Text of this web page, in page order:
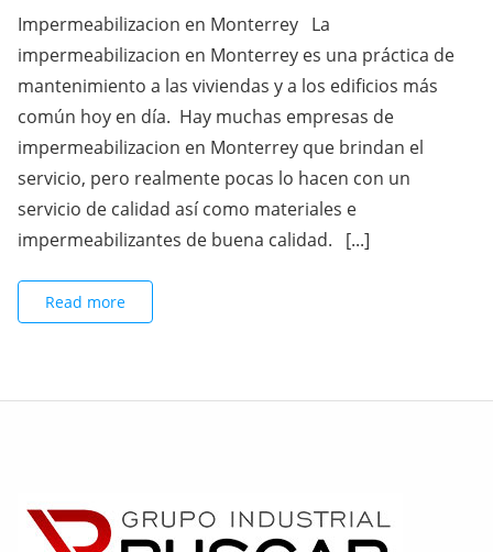
Impermeabilizacion en Monterrey La
impermeabilizacion en Monterrey es una práctica de
mantenimiento a las viviendas y a los edificios más
común hoy en día. Hay muchas empresas de
impermeabilizacion en Monterrey que brindan el
servicio, pero realmente pocas lo hacen con un
servicio de calidad así como materiales e
impermeabilizantes de buena calidad. [...]
Read more